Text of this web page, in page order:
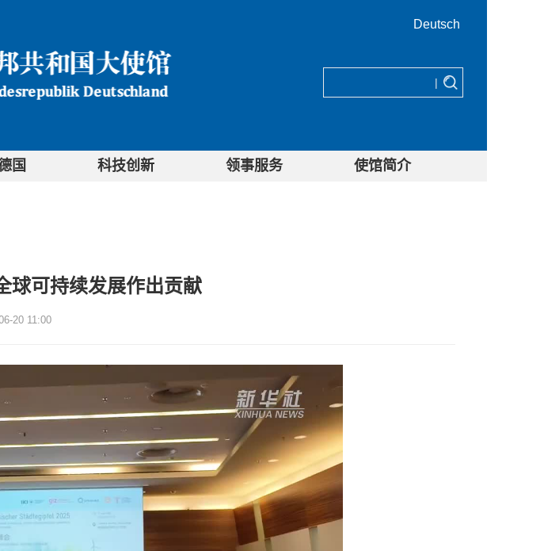
Deutsch
|
国 科技创新 领事服务 使馆简介
球可持续发展作出贡献
20 11:00